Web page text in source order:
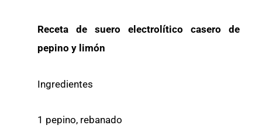
Receta de suero electrolítico casero de
pepino y limón
Ingredientes
1 pepino, rebanado